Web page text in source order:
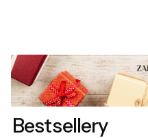
Bestsellery